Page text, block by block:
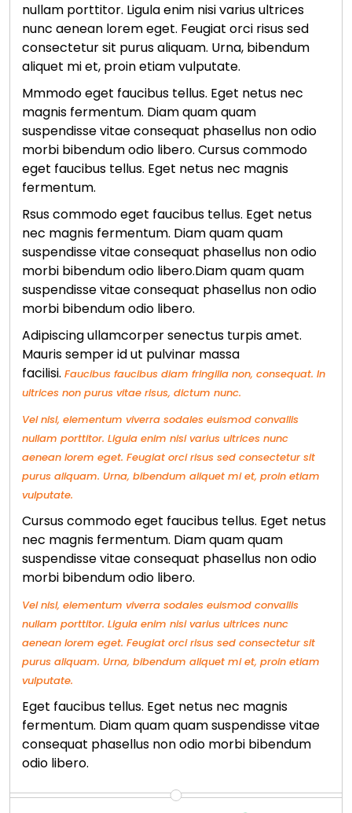
nullam porttitor. Ligula enim nisi varius ultrices
nunc aenean lorem eget. Feugiat orci risus sed
consectetur sit purus aliquam. Urna, bibendum
aliquet mi et, proin etiam vulputate.
Mmmodo eget faucibus tellus. Eget netus nec
magnis fermentum. Diam quam quam
suspendisse vitae consequat phasellus non odio
morbi bibendum odio libero. Cursus commodo
eget faucibus tellus. Eget netus nec magnis
fermentum.
Rsus commodo eget faucibus tellus. Eget netus
nec magnis fermentum. Diam quam quam
suspendisse vitae consequat phasellus non odio
morbi bibendum odio libero.Diam quam quam
suspendisse vitae consequat phasellus non odio
morbi bibendum odio libero.
Adipiscing ullamcorper senectus turpis amet.
Mauris semper id ut pulvinar massa
facilisi. Faucibus faucibus diam fringilla non, consequat. In
ultrices non purus vitae risus, dictum nunc.
Vel nisl, elementum viverra sodales euismod convallis
nullam porttitor. Ligula enim nisi varius ultrices nunc
aenean lorem eget. Feugiat orci risus sed consectetur sit
purus aliquam. Urna, bibendum aliquet mi et, proin etiam
vulputate.
Cursus commodo eget faucibus tellus. Eget netus
nec magnis fermentum. Diam quam quam
suspendisse vitae consequat phasellus non odio
morbi bibendum odio libero.
Vel nisl, elementum viverra sodales euismod convallis
nullam porttitor. Ligula enim nisi varius ultrices nunc
aenean lorem eget. Feugiat orci risus sed consectetur sit
purus aliquam. Urna, bibendum aliquet mi et, proin etiam
vulputate.
Eget faucibus tellus. Eget netus nec magnis
fermentum. Diam quam quam suspendisse vitae
consequat phasellus non odio morbi bibendum
odio libero.